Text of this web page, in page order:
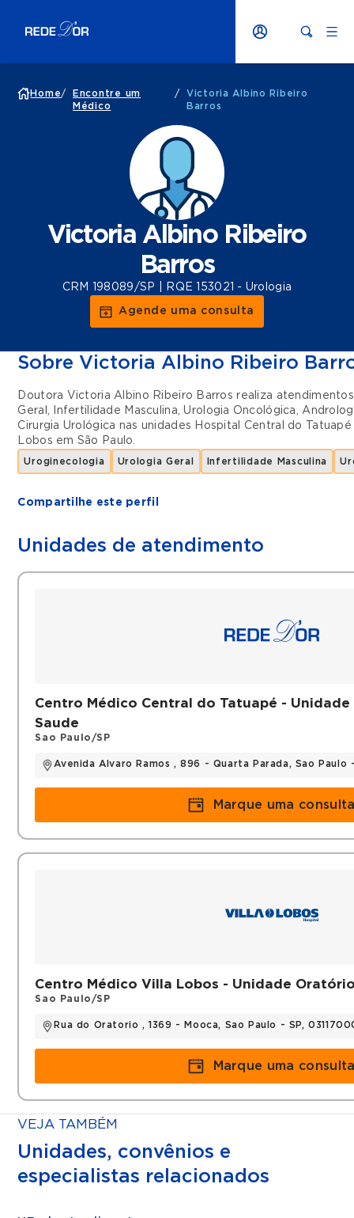
Home/
Encontre um
Médico
/
Victoria Albino Ribeiro
Barros
Victoria Albino Ribeiro
Barros
CRM 198089/SP | RQE 153021 - Urologia
Agende uma consulta
Sobre Victoria Albino Ribeiro
Doutora Victoria Albino Ribeiro Barros realiza
Geral , Infertilidade Masculina,Urologia Oncológica,
Cirurgia Urológica nas unidades Hospital Central do
Lobos em São Paulo.
Uroginecologia Urologia Geral Infertilidade Masculina
Compartilhe este perfil
Unidades de atendimento
Centro Médico Central do Tatuapé -
Saude
Sao Paulo/SP
Avenida Alvaro Ramos , 896 - Quarta Parada, Sao
Marque uma
Centro Médico Villa Lobos - Unidade
Sao Paulo/SP
Rua do Oratorio , 1369 - Mooca, Sao Paulo - SP,
Marque uma
VEJA TAMBÉM
Unidades, convênios e
especialistas relacionados